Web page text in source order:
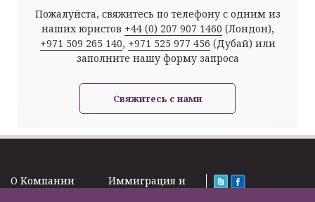
Пожалуйста, свяжитесь по телефону с одним из
наших юристов +44 (0) 207 907 1460 (Лондон),
+971 509 265 140, +971 525 977 456 (Дубай) или
заполните нашу форму запроса
Свяжитесь с нами
O Kомпании
Иммиграция и